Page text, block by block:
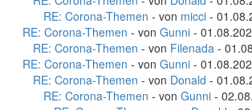
RE: Corona-Themen - von micci -
RE: Corona-Themen - von Gunni -
RE: Corona-Themen - von Filenada -
RE: Corona-Themen - von Gunni -
RE: Corona-Themen - von Donald -
RE: Corona-Themen - von Gunni -